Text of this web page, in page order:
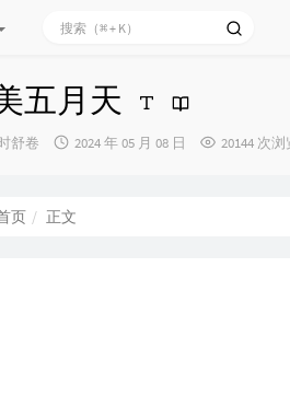
五月天
舒卷
发
2024 年 05 月 08 日 20144 次浏
页 正文